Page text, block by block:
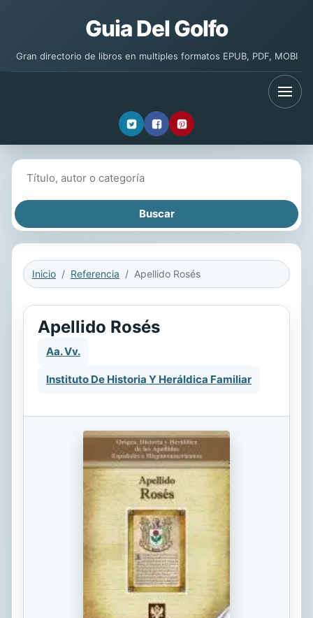
Guia Del Golfo
Gran directorio de libros en multiples formatos EPUB, PDF, MOBI
Inicio Referencia Apellido Rosés
Apellido Rosés
Aa. Vv.
Instituto De Historia Y Heráldica Familiar